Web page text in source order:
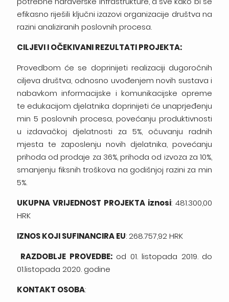
efikasno riješili ključni izazovi organizacije društva na
razini analiziranih poslovnih procesa.
CILJEVI I OČEKIVANI REZULTATI PROJEKTA:
Provedbom će se doprinijeti realizaciji dugoročnih
ciljeva društva, odnosno uvođenjem novih sustava i
nabavkom informacijske i komunikacijske opreme
te edukacijom djelatnika doprinijeti će unaprjeđenju
min 5 poslovnih procesa, povećanju produktivnosti
u izdavačkoj djelatnosti za 5%, očuvanju radnih
mjesta te zaposlenju novih djelatnika, povećanju
prihoda od prodaje za 36%, prihoda od izvoza za 10%,
smanjenju fiksnih troškova na godišnjoj razini za min
5%.
UKUPNA VRIJEDNOST PROJEKTA iznosi: 481.300,00
HRK
IZNOS KOJI SUFINANCIRA EU: 268.757,92 HRK
RAZDOBLJE PROVEDBE:od 01. listopada 2019. do
01.listopada 2020. godine
KONTAKT OSOBA: